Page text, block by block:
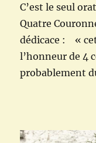
C’est le seul
Quatre
dédicace : «
l’honneur de 4
probablement